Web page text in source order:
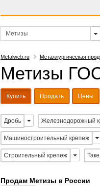
Metalweb.ru Металлургическая
Метизы
Купить Продать Цены
Дробь Железнодорожный
Машиностроительный крепеж
Строительный крепеж
Продам Метизы в России